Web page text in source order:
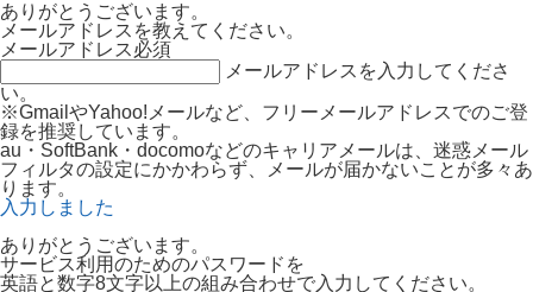
ありがとうございます。
メールアドレスを教えてください。
メールアドレス必須
メールアドレスを入力してくださ
い。
※GmailやYahoo!メールなど、フリーメールアドレスでのご登
録を推奨しています。
au・SoftBank・docomoなどのキャリアメールは、迷惑メール
フィルタの設定にかかわらず、メールが届かないことが多々あ
ります。
入力しました
ありがとうございます。
サービス利用のためのパスワードを
英語と数字8文字以上の組み合わせで入力してください。